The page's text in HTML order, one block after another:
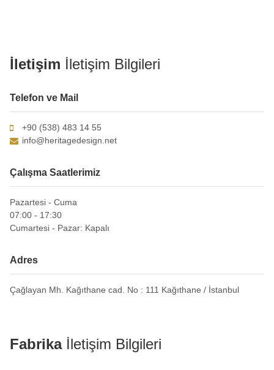
İletişim İletişim Bilgileri
Telefon ve Mail
+90 (538) 483 14 55
info@heritagedesign.net
Çalışma Saatlerimiz
Pazartesi - Cuma
07:00 - 17:30
Cumartesi - Pazar: Kapalı
Adres
Çağlayan Mh. Kağıthane cad. No : 111 Kağıthane / İstanbul
Fabrikaİletişim Bilgileri